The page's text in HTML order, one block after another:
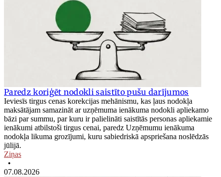
Paredz koriģēt nodokli saistīto pušu darījumos
Ieviesīs tirgus cenas korekcijas mehānismu, kas ļaus nodokļa
maksātājam samazināt ar uzņēmuma ienākuma nodokli apliekamo
bāzi par summu, par kuru ir palielināti saistītās personas apliekamie
ienākumi atbilstoši tirgus cenai, paredz Uzņēmumu ienākuma
nodokļa likuma grozījumi, kuru sabiedriskā apspriešana noslēdzās
jūlijā.
Ziņas
•
07.08.2026